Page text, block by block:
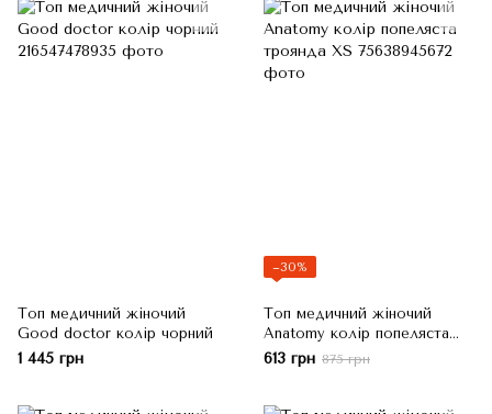
Топ медичний жіночий
Good doctor колір чорний
1 445 грн
−30%
Топ медичний жіночий
Anatomy колір попеляста
троянда XS
613 грн 875 грн